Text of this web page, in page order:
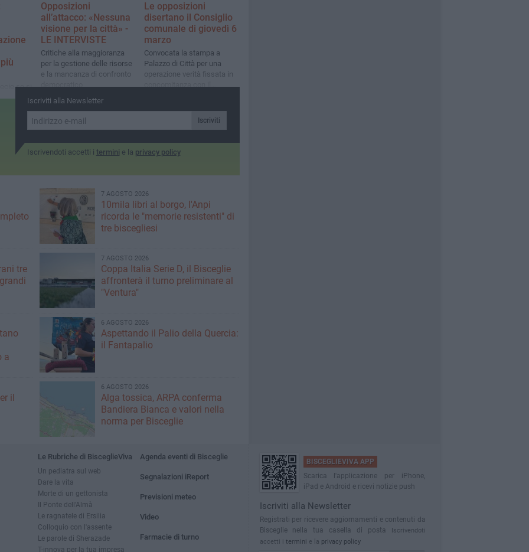
se si
della
Opposizioni
all’attacco: «Nessuna
visione per la città» -
LE INTERVISTE
Critiche alla maggioranza
per la gestione delle risorse
e la mancanza di confronto
democratico
Le opposizioni
disertano il Consiglio
comunale di giovedì 6
marzo
Convocata la stampa a
Palazzo di Città per una
operazione verità fissata in
concomitanza con il
Iscriviti alla Newsletter
Iscriviti
Iscrivendoti accetti i termini e la privacy policy
7 AGOSTO 2026
10mila libri al borgo, l'Anpi
ricorda le "memorie resistenti" di
tre biscegliesi
tre
7 AGOSTO 2026
Coppa Italia Serie D, il Bisceglie
affronterà il turno preliminare al
"Ventura"
a
6 AGOSTO 2026
Aspettando il Palio della Quercia:
il Fantapalio
il
6 AGOSTO 2026
Alga tossica, ARPA conferma
Bandiera Bianca e valori nella
norma per Bisceglie
Le Rubriche di BisceglieViva
Un pediatra sul web
Dare la vita
Morte di un gettonista
Il Ponte dell'Almà
Le ragnatele di Ersilia
Colloquio con l'assente
Le parole di Sherazade
T-innova per la tua impresa
Agenda eventi di Bisceglie
Segnalazioni iReport
Previsioni meteo
Video
Farmacie di turno
BISCEGLIEVIVA APP
Scarica l'applicazione per iPhone,
iPad e Android e ricevi notizie push
Iscriviti alla Newsletter
Registrati per ricevere aggiornamenti e contenuti da
Bisceglie nella tua casella di posta
Iscrivendoti
accetti i termini e la privacy policy